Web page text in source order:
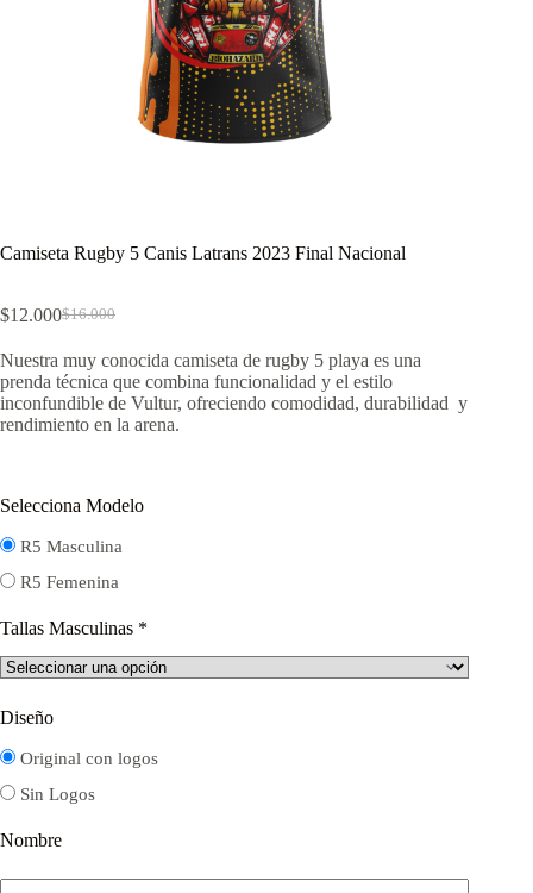
Camiseta Rugby 5 Canis Latrans 2023 Final Nacional
$16.000
El
original
era:
$16.000.
$12.000El
actual
es:
$12.000.
Nuestra muy conocida camiseta de rugby 5 playa es una
prenda técnica que combina funcionalidad y el estilo
inconfundible de Vultur, ofreciendo comodidad, durabilidad y
rendimiento en la arena.
Selecciona Modelo
R5 Masculina
R5 Femenina
Tallas Masculinas *
Diseño
Original con logos
Sin Logos
Nombre